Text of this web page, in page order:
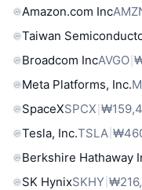
Amazon.com Inc
Taiwan
Broadcom IncAVGO
Meta Platforms, Inc.
SpaceXSPCX
Tesla, Inc.TSLA
Berkshire Hathaway
SK HynixSKHY